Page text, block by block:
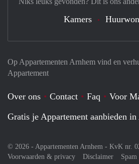
Op Appartementen Arnhem vind en
Appartement
Over ons Contact Faq Voor
Gratis je Appartement aanbieden in
© 2026 - Appartementen Arnhem - KvK nr.
Voorwaarden & privacy
Disclaimer
Kamers